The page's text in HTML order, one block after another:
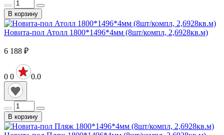
В корзину
Новита-пол Атолл 1800*1496*4мм (8шт/компл, 2,6928кв.м)
6 188 ₽
0 0 0.0
В корзину